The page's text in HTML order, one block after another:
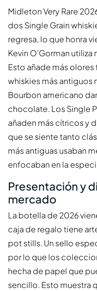
Midleton Very Rare
dos Single Grain
regresa, lo que honra
Kevin O’Gorman
Esto añade más
whiskies más antiguos
Bourbon americano
chocolate. Los Single
añaden más cítricos y
que se siente tanto
más antiguas usaban
enfocaban en la
Presentación y
mercado
La botella de 2026
caja de regalo tiene
pot stills. Un sello
por lo que los
hecha de papel que
sencillo. Esto muestra